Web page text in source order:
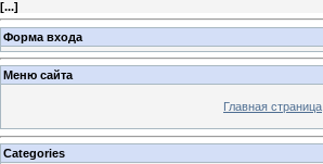
[...]
Форма входа
Меню сайта
Главная страница
Categories